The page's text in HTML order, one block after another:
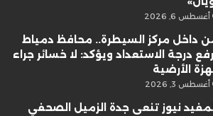
أغسطس 6, 2026
داخل مركز السيطرة.. محافظ دمياط
درجة الاستعداد ويؤكد: لا خسائر جراء
الهزة الأرضية
أغسطس 3, 2026
المفيد نيوز تنعى جدة الزميل الصحفي